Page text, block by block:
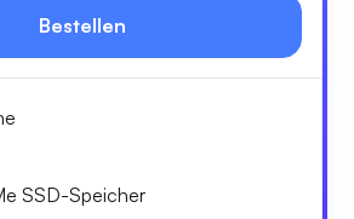
Bestellen
SSD-Speicher